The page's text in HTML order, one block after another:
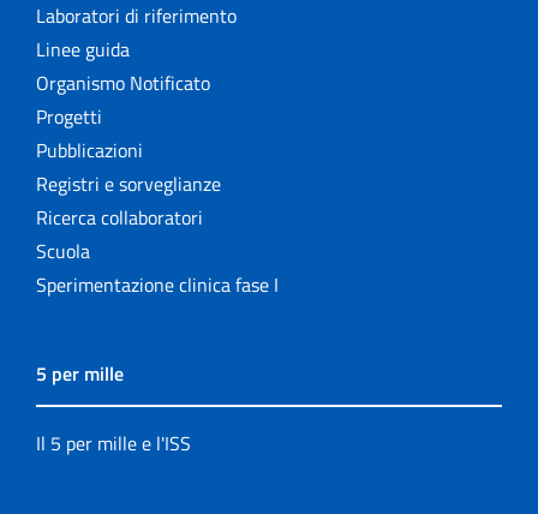
Laboratori di riferimento
Linee guida
Organismo Notificato
Progetti
Pubblicazioni
Registri e sorveglianze
Ricerca collaboratori
Scuola
Sperimentazione clinica fase I
5 per mille
Il 5 per mille e l'ISS